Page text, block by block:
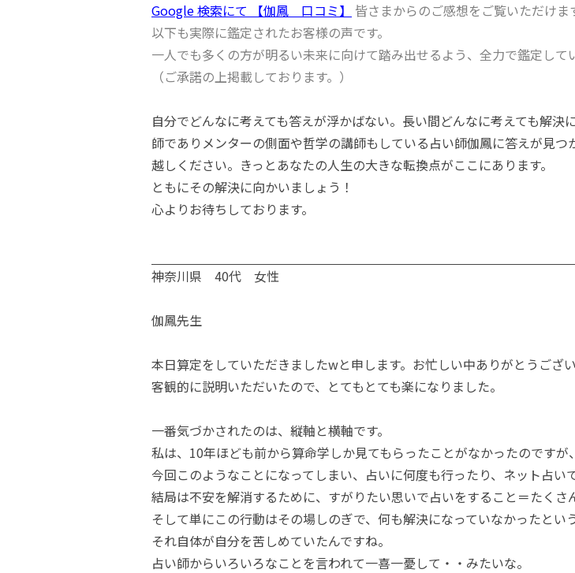
Google 検索にて 【伽鳳 口コミ】 皆さまからのご感想をご覧いただけま
以下も実際に鑑定されたお客様の声です。
一人でも多くの方が明るい未来に向けて踏み出せるよう、全力で鑑定して
（ご承諾の上掲載しております。）
自分でどんなに考えても答えが浮かばない。長い間どんなに考えても解
師でありメンターの側面や哲学の講師もしている占い師伽鳳に答えが見
越しください。きっとあなたの人生の大きな転換点がここにあります。
ともにその解決に向かいましょう！
心よりお待ちしております。
神奈川県 40代 女性
伽鳳先生
本日算定をしていただきましたwと申します。お忙しい中ありがとうござい
客観的に説明いただいたので、とてもとても楽になりました。
一番気づかされたのは、縦軸と横軸です。
私は、10年ほども前から算命学しか見てもらったことがなかったのですが、
今回このようなことになってしまい、占いに何度も行ったり、ネット占い
結局は不安を解消するために、すがりたい思いで占いをすること＝たくさ
そして単にこの行動はその場しのぎで、何も解決になっていなかったとい
それ自体が自分を苦しめていたんですね。
占い師からいろいろなことを言われて一喜一憂して・・みたいな。